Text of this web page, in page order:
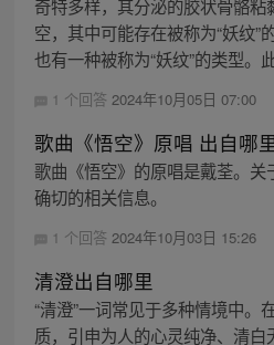
奇特多样，其分泌的胶状骨骼
空，其中可能存在被称为“妖纹”
也有一种被称为“妖纹”的类型。
1 个回答 2024年10月05日 07:00
歌曲《悟空》原唱 出自哪
歌曲《悟空》的原唱是戴荃。关
确切的相关信息。
1 个回答 2024年10月03日 15:26
清澄出自哪里
“清澄”一词常见于多种情境中。
质，引申为人的心灵纯净、清白